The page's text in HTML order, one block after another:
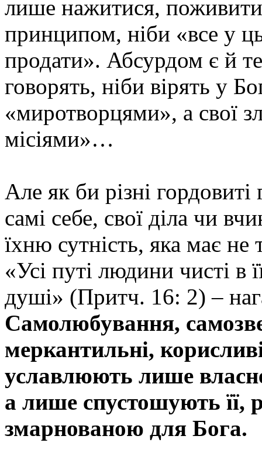
лише нажитися,
принципом, ніби «все у
продати». Абсурдом є й
говорять, ніби вірять у
«миротворцями», а свої
місіями»…
Але як би різні
самі себе, свої діла чи
їхню сутність, яка має не
«Усі путі людини чисті в
душі» (Притч. 16: 2) –
Самолюбування,
меркантильні,
уславлюють лише
а лише спустошують її,
змарнованою для Бога.